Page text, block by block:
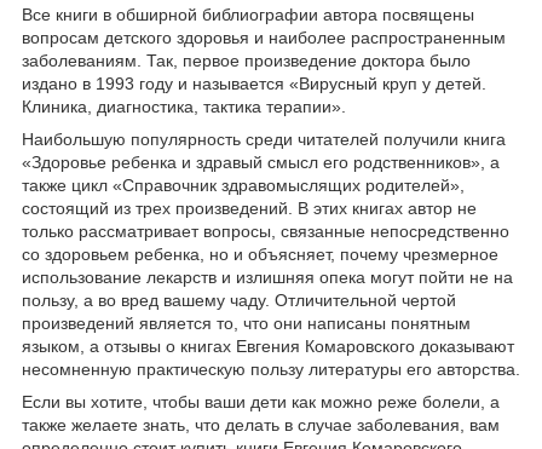
Все книги в обширной библиографии автора посвящены
вопросам детского здоровья и наиболее распространенным
заболеваниям. Так, первое произведение доктора было
издано в 1993 году и называется «Вирусный круп у детей.
Клиника, диагностика, тактика терапии».
Наибольшую популярность среди читателей получили книга
«Здоровье ребенка и здравый смысл его родственников», а
также цикл «Справочник здравомыслящих родителей»,
состоящий из трех произведений. В этих книгах автор не
только рассматривает вопросы, связанные непосредственно
со здоровьем ребенка, но и объясняет, почему чрезмерное
использование лекарств и излишняя опека могут пойти не на
пользу, а во вред вашему чаду. Отличительной чертой
произведений является то, что они написаны понятным
языком, а отзывы о книгах Евгения Комаровского доказывают
несомненную практическую пользу литературы его авторства.
Если вы хотите, чтобы ваши дети как можно реже болели, а
также желаете знать, что делать в случае заболевания, вам